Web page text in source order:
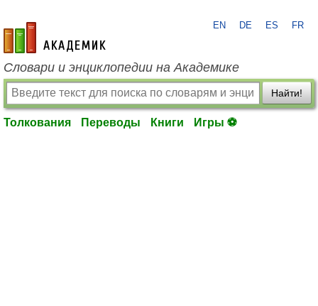
academic.ru
EN DE ES FR
Словари и энциклопедии на Академике
Найти!
Толкования Переводы Книги Игры ⚽